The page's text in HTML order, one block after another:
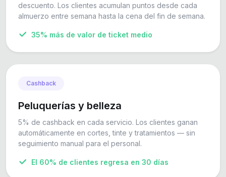
descuento. Los clientes acumulan puntos desde cada
almuerzo entre semana hasta la cena del fin de semana.
35% más de valor de ticket medio
Cashback
Peluquerías y belleza
5% de cashback en cada servicio. Los clientes ganan
automáticamente en cortes, tinte y tratamientos — sin
seguimiento manual para el personal.
El 60% de clientes regresa en 30 días